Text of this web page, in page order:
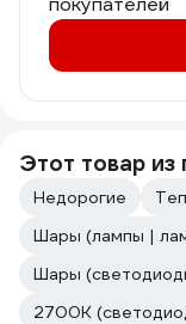
Этот товар из
Недорогие
Шары (лампы |
Шары
2700К